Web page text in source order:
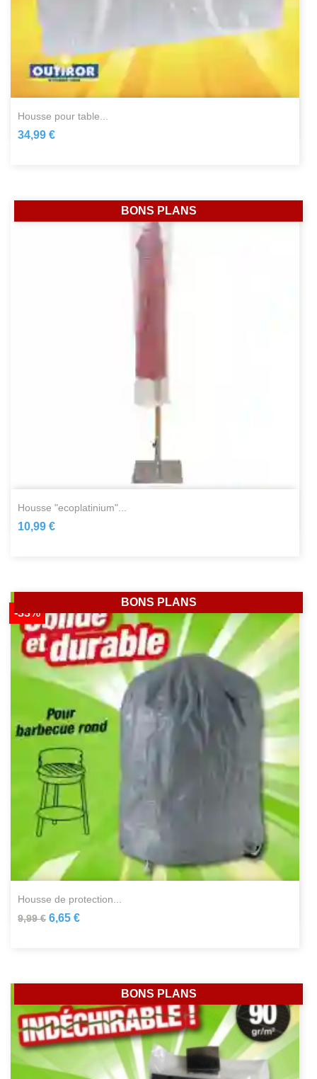
housse pour table...
34,99 €
housse "ecoplatinium"...
10,99 €
BONS PLANS
housse de protection...
9,99 €
-33%
6,65 €
BONS PLANS
BONS PLANS